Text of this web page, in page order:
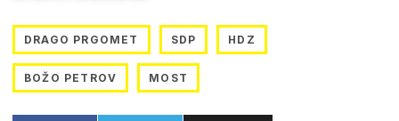
DRAGO PRGOMET SDP HDZ
BOŽO PETROV MOST